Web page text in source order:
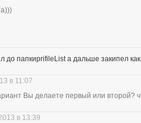
до папкиprifileList а дальше закипел
в 11:07
Вы делаете первый или второй?
в 13:39